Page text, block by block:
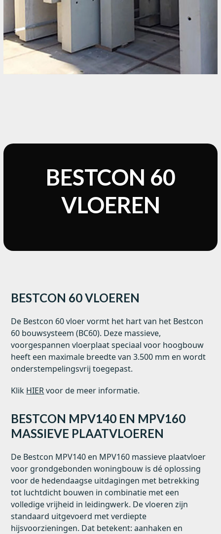
BESTCON 60
VLOEREN
BESTCON 60 VLOEREN
De Bestcon 60 vloer vormt het hart van het Bestcon
60 bouwsysteem (BC60). Deze massieve,
voorgespannen vloerplaat speciaal voor hoogbouw
heeft een maximale breedte van 3.500 mm en wordt
onderstempelingsvrij toegepast.
Klik HIERvoor de meer informatie.
BESTCON MPV140 EN MPV160
MASSIEVE PLAATVLOEREN
De Bestcon MPV140 en MPV160 massieve plaatvloer
voor grondgebonden woningbouw is dé oplossing
voor de hedendaagse uitdagingen met betrekking
tot luchtdicht bouwen in combinatie met een
volledige vrijheid in leidingwerk. De vloeren zijn
standaard uitgevoerd met verdiepte
hijsvoorzieningen. Dat betekent: aanhaken en